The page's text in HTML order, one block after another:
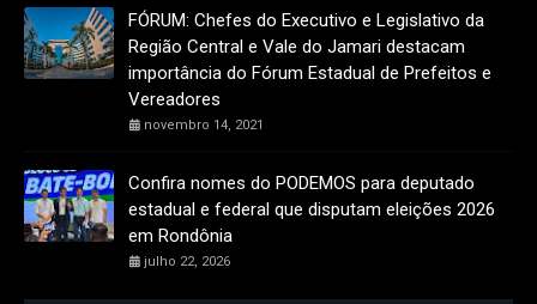
FÓRUM: Chefes do Executivo e Legislativo da
Região Central e Vale do Jamari destacam
importância do Fórum Estadual de Prefeitos e
Vereadores
novembro 14, 2021
Confira nomes do PODEMOS para deputado
estadual e federal que disputam eleições 2026
em Rondônia
julho 22, 2026